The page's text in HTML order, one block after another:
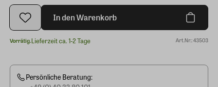
In den Warenkorb
Vorrätig.Lieferzeit ca. 1-2 Tage Art.Nr.: 43503
Persönliche Beratung: